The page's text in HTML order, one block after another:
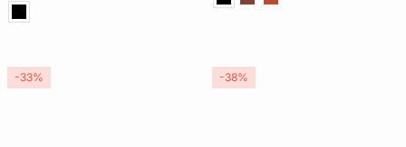
-33% -38%